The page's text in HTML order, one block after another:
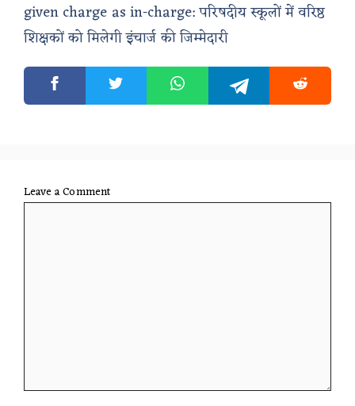
given charge as in-charge: परिषदीय स्कूलों में वरिष्ठ
शिक्षकों को मिलेगी इंचार्ज की जिम्मेदारी
Leave a Comment